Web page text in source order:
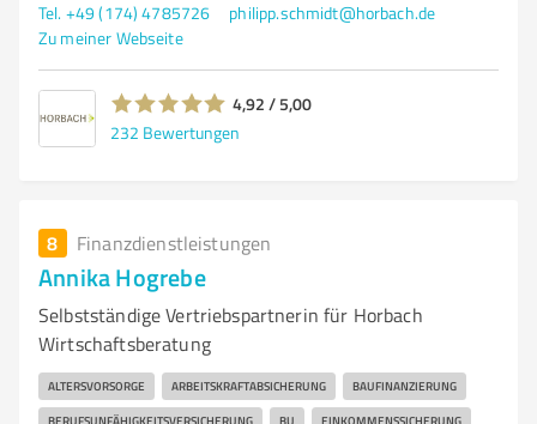
Tel. +49 (174) 4785726
philipp.schmidt@horbach.de
Zu meiner Webseite
4,92 / 5,00
232 Bewertungen
8 Finanzdienstleistungen
Annika Hogrebe
Selbstständige Vertriebspartnerin für Horbach
Wirtschaftsberatung
ALTERSVORSORGE ARBEITSKRAFTABSICHERUNG BAUFINANZIERUNG
BERUFSUNFÄHIGKEITSVERSICHERUNG BU EINKOMMENSSICHERUNG